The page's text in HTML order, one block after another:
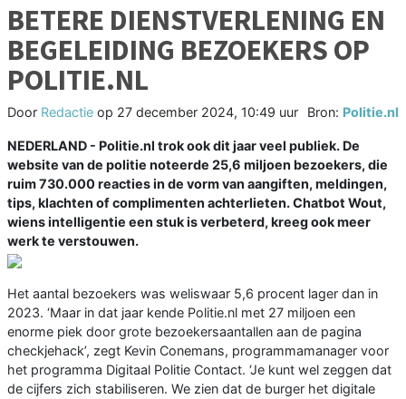
BETERE DIENSTVERLENING EN
BEGELEIDING BEZOEKERS OP
POLITIE.NL
Door Redactie op 27 december 2024, 10:49 uur Bron: Politie.nl
NEDERLAND - Politie.nl trok ook dit jaar veel publiek. De
website van de politie noteerde 25,6 miljoen bezoekers, die
ruim 730.000 reacties in de vorm van aangiften, meldingen,
tips, klachten of complimenten achterlieten. Chatbot Wout,
wiens intelligentie een stuk is verbeterd, kreeg ook meer
werk te verstouwen.
Het aantal bezoekers was weliswaar 5,6 procent lager dan in
2023. ‘Maar in dat jaar kende Politie.nl met 27 miljoen een
enorme piek door grote bezoekersaantallen aan de pagina
checkjehack’, zegt Kevin Conemans, programmamanager voor
het programma Digitaal Politie Contact. ‘Je kunt wel zeggen dat
de cijfers zich stabiliseren. We zien dat de burger het digitale